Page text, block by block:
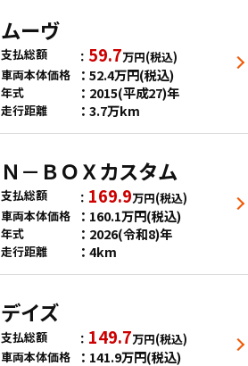
ムーヴ
支払総額 59.7万円(税込)
車両本体価格
52.4万円(税込)
年式 2015(平成27)年
走行距離 3.7万km
Ｎ－ＢＯＸカスタム
支払総額 169.9万円(税込)
車両本体価格
160.1万円(税込)
年式 2026(令和8)年
走行距離 4km
デイズ
支払総額 149.7万円(税込)
車両本体価格
141.9万円(税込)